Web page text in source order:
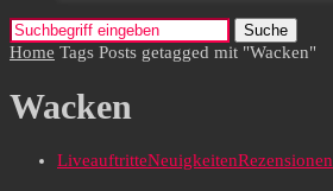
Suche
Home Tags Posts getagged mit "Wacken"
Wacken
LiveauftritteNeuigkeitenRezensionen